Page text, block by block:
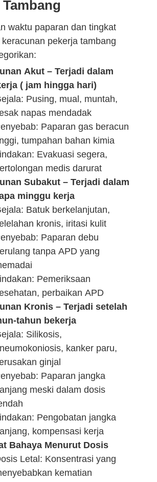
waktu paparan dan tingkat
pekerja tambang
Akut – Terjadi dalam
( jam hingga hari)
Pusing, mual, muntah,
napas mendadak
Paparan gas beracun
tumpahan bahan kimia
Evakuasi segera,
medis darurat
Subakut – Terjadi dalam
minggu kerja
Batuk berkelanjutan,
kronis, iritasi kulit
Paparan debu
tanpa APD yang
Pemeriksaan
perbaikan APD
Kronis – Terjadi setelah
tahun bekerja
Silikosis,
kanker paru,
ginjal
Paparan jangka
meski dalam dosis
Pengobatan jangka
kompensasi kerja
Bahaya Menurut Dosis
Letal: Konsentrasi yang
kematian